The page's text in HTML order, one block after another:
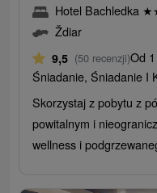
Hotel Bachledka ★
Ždiar
9,5 (50 recenzji)Od
Śniadanie, Śniadanie I
Skorzystaj z pobytu z
powitalnym i
wellness i